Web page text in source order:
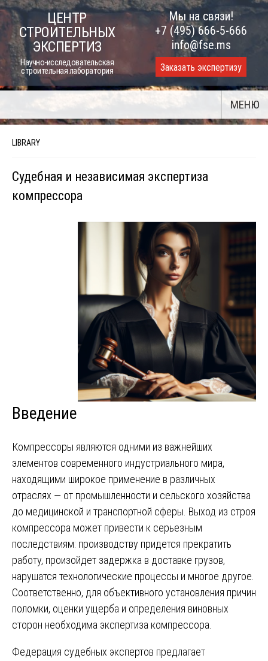
Skip
to
content
ЦЕНТР
СТРОИТЕЛЬНЫХ
ЭКСПЕРТИЗ
Научно-исследовательская
строительная лаборатория
Мы на связи!
+7 (495) 666-5-666
info@fse.ms
Заказать экспертизу
МЕНЮ
LIBRARY
Судебная и независимая экспертиза
компрессора
Введение
Компрессоры являются одними из важнейших
элементов современного индустриального мира,
находящими широкое применение в различных
отраслях — от промышленности и сельского хозяйства
до медицинской и транспортной сферы. Выход из строя
компрессора может привести к серьезным
последствиям: производству придется прекратить
работу, произойдет задержка в доставке грузов,
нарушатся технологические процессы и многое другое.
Соответственно, для объективного установления причин
поломки, оценки ущерба и определения виновных
сторон необходима экспертиза компрессора.
Федерация судебных экспертов предлагает